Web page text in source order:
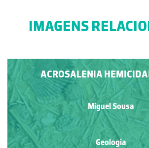
IMAGENS
ACROSALENIA
Miguel Sousa
Geologia